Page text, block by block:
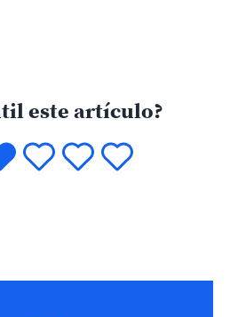
este artículo?